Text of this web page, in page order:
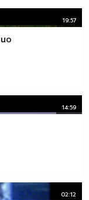
19:57
14:59
02:12